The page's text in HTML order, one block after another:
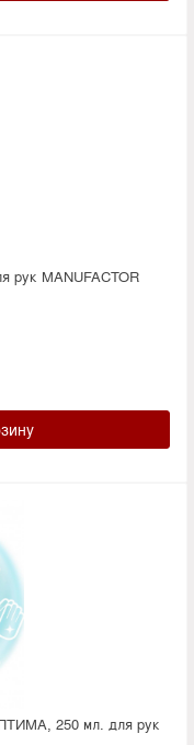
рук MANUFACTOR
250 мл. для рук